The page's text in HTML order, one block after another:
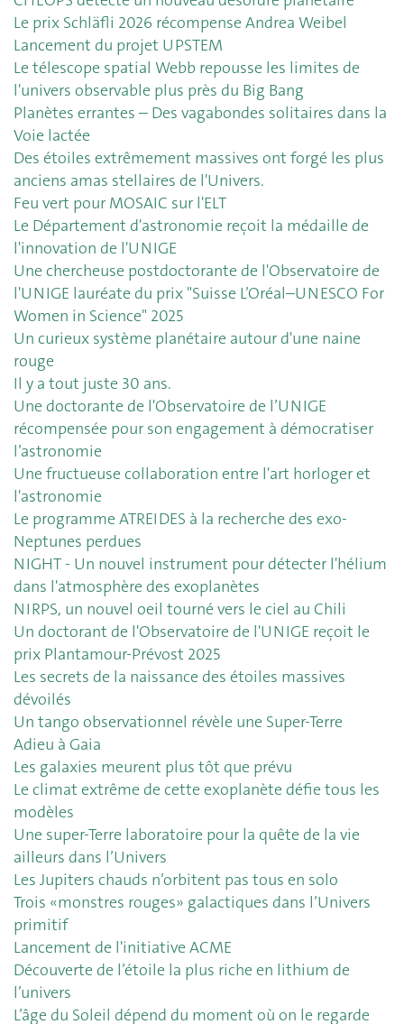
Le prix Schläfli 2026 récompense Andrea Weibel
Lancement du projet UPSTEM
Le télescope spatial Webb repousse les limites de
l'univers observable plus près du Big Bang
Planètes errantes – Des vagabondes solitaires dans la
Voie lactée
Des étoiles extrêmement massives ont forgé les plus
anciens amas stellaires de l'Univers.
Feu vert pour MOSAIC sur l'ELT
Le Département d'astronomie reçoit la médaille de
l'innovation de l'UNIGE
Une chercheuse postdoctorante de l'Observatoire de
l'UNIGE lauréate du prix "Suisse L’Oréal–UNESCO For
Women in Science" 2025
Un curieux système planétaire autour d'une naine
rouge
Il y a tout juste 30 ans.
Une doctorante de l'Observatoire de l’UNIGE
récompensée pour son engagement à démocratiser
l’astronomie
Une fructueuse collaboration entre l'art horloger et
l'astronomie
Le programme ATREIDES à la recherche des exo-
Neptunes perdues
NIGHT - Un nouvel instrument pour détecter l'hélium
dans l'atmosphère des exoplanètes
NIRPS, un nouvel oeil tourné vers le ciel au Chili
Un doctorant de l'Observatoire de l'UNIGE reçoit le
prix Plantamour-Prévost 2025
Les secrets de la naissance des étoiles massives
dévoilés
Un tango observationnel révèle une Super-Terre
Adieu à Gaia
Les galaxies meurent plus tôt que prévu
Le climat extrême de cette exoplanète défie tous les
modèles
Une super-Terre laboratoire pour la quête de la vie
ailleurs dans l’Univers
Les Jupiters chauds n’orbitent pas tous en solo
Trois «monstres rouges» galactiques dans l’Univers
primitif
Lancement de l'initiative ACME
Découverte de l’étoile la plus riche en lithium de
l’univers
L’âge du Soleil dépend du moment où on le regarde